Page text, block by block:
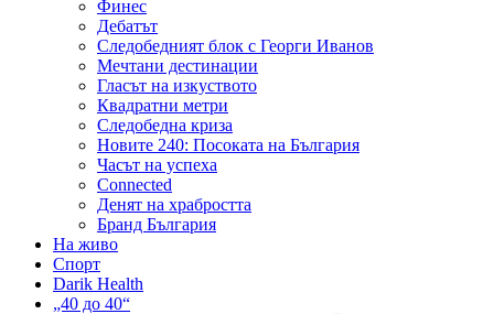
Финес
Дебатът
Следобедният блок с Георги Иванов
Мечтани дестинации
Гласът на изкуството
Квадратни метри
Следобедна криза
Новите 240: Посоката на България
Часът на успеха
Connected
Денят на храбростта
Бранд България
На живо
Спорт
Darik Health
„40 до 40“